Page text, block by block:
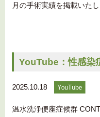
月の手術実績を掲載いた
YouTube：性感染
2025.10.18 YouTube
温水洗浄便座症候群